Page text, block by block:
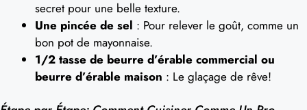
secret pour une belle texture.
Une pincée de sel : Pour relever le goût, comme un
bon pot de mayonnaise.
1/2 tasse de beurre d’érable commercial ou
beurre d’érable maison : Le glaçage de rêve!